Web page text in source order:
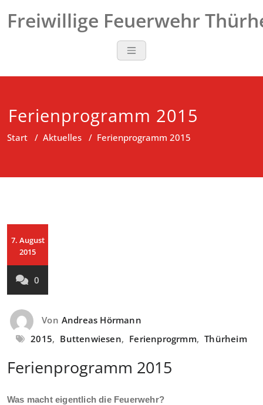
Inhalt
Freiwillige Feuerwehr
Ferienprogramm 2015
Start / Aktuelles / Ferienprogramm 2015
7. August
2015
0
Von Andreas Hörmann
2015, Buttenwiesen, Ferienprogrmm, Thürheim
Ferienprogramm 2015
Was macht eigentlich die Feuerwehr?